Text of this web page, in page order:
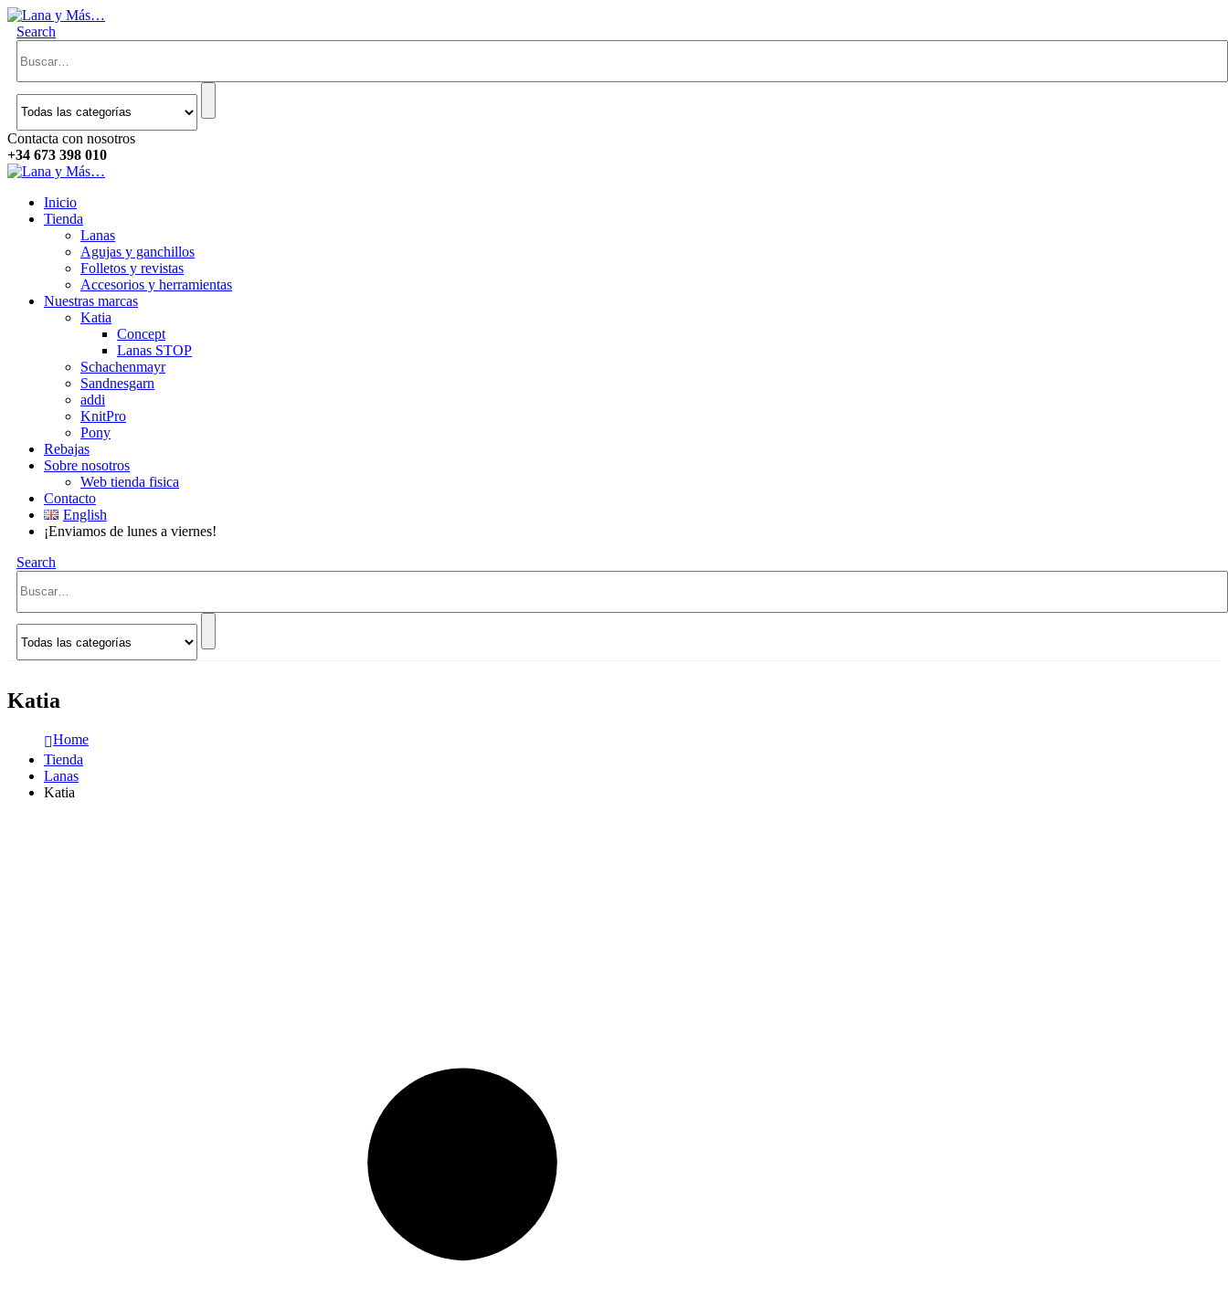
Search
Contacta con nosotros
+34 673 398 010
Inicio
Tienda
Lanas
Agujas y ganchillos
Folletos y revistas
Accesorios y herramientas
Nuestras marcas
Katia
Concept
Lanas STOP
Schachenmayr
Sandnesgarn
addi
KnitPro
Pony
Rebajas
Sobre nosotros
Web tienda fisica
Contacto
English
¡Enviamos de lunes a viernes!
Search
Katia
Home
Tienda
Lanas
Katia